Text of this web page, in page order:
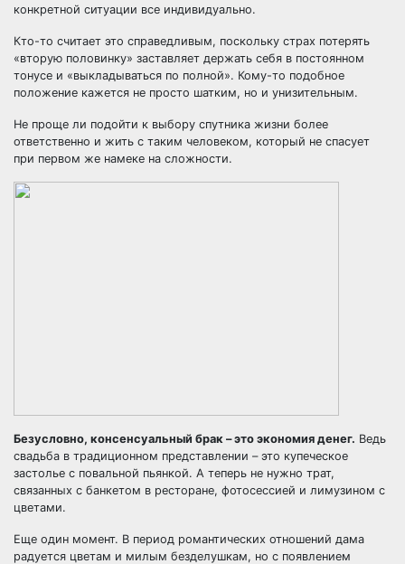
конкретной ситуации все индивидуально.
Кто-то считает это справедливым, поскольку страх потерять
«вторую половинку» заставляет держать себя в постоянном
тонусе и «выкладываться по полной». Кому-то подобное
положение кажется не просто шатким, но и унизительным.
Не проще ли подойти к выбору спутника жизни более
ответственно и жить с таким человеком, который не спасует
при первом же намеке на сложности.
Безусловно, консенсуальный брак – это экономия денег. Ведь
свадьба в традиционном представлении – это купеческое
застолье с повальной пьянкой. А теперь не нужно трат,
связанных с банкетом в ресторане, фотосессией и лимузином с
цветами.
Еще один момент. В период романтических отношений дама
радуется цветам и милым безделушкам, но с появлением